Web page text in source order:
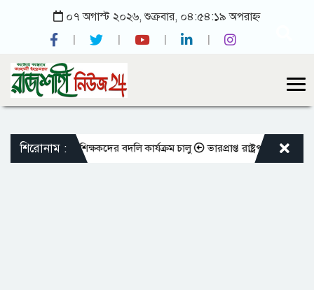
০৭ অগাস্ট ২০২৬, শুক্রবার, ০৪:৫৪:১৯ অপরাহ্ন
শিরোনাম :শিক্ষকদের বদলি কার্যক্রম চালু ভারপ্রাপ্ত রাষ্ট্রপতিকে শুভেচ্ছা